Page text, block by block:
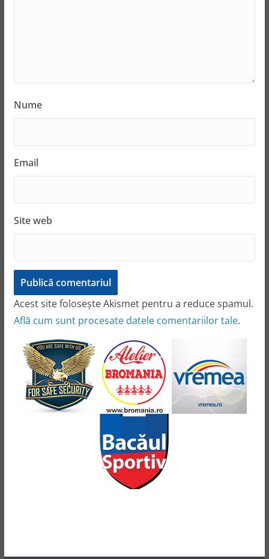
Nume
Email
Site web
Acest site folosește Akismet pentru a reduce spamul.
Află cum sunt procesate datele comentariilor tale.